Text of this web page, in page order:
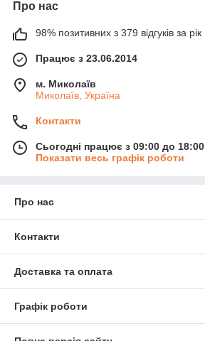
Про нас
98% позитивних з 379 відгуків за рік
Працює з 23.06.2014
м. Миколаїв
Миколаїв, Україна
Контакти
Сьогодні працює з 09:00 до 18:00
Показати весь графік роботи
Про нас
Контакти
Доставка та оплата
Графік роботи